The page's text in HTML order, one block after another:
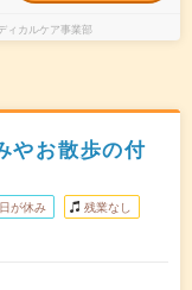
ィカルケア事業部
やお散歩の付
が休み 残業なし